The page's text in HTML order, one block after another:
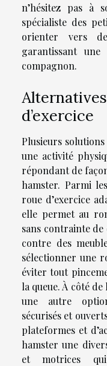
n’hésitez pas à
spécialiste des
orienter vers
garantissant
compagnon.
d’exercice
Plusieurs
une activité
répondant de
hamster. Parmi
roue d’exercice
elle permet au
sans contrainte
contre des
sélectionner une
éviter tout
la queue. À côté
une autre
sécurisés et
plateformes et
hamster une
et motrices qui